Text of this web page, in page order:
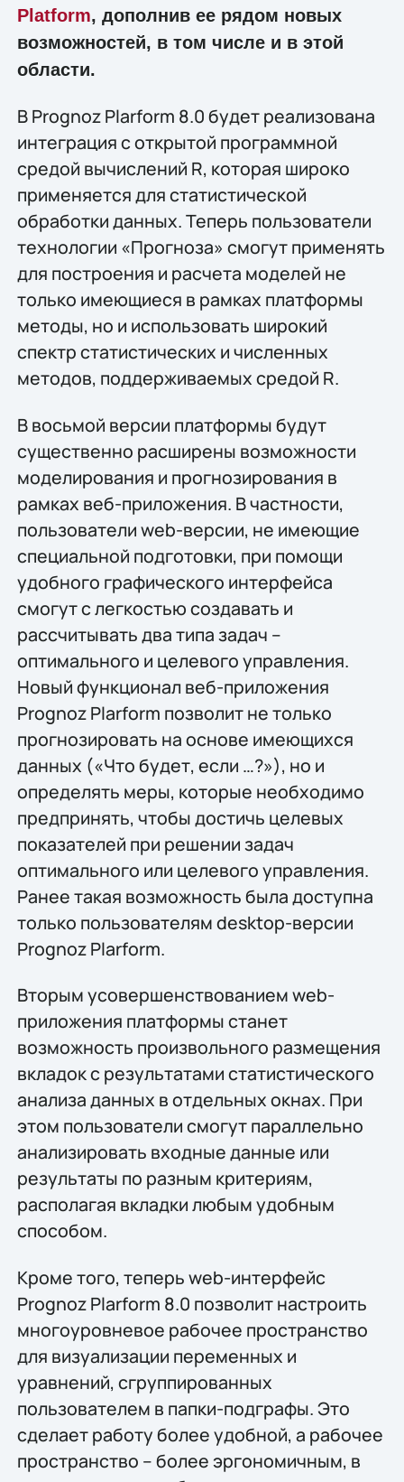
Platform, дополнив ее рядом новых
возможностей, в том числе и в этой
области.
В Prognoz Plarform 8.0 будет реализована
интеграция с открытой программной
средой вычислений R, которая широко
применяется для статистической
обработки данных. Теперь пользователи
технологии «Прогноза» смогут применять
для построения и расчета моделей не
только имеющиеся в рамках платформы
методы, но и использовать широкий
спектр статистических и численных
методов, поддерживаемых средой R.
В восьмой версии платформы будут
существенно расширены возможности
моделирования и прогнозирования в
рамках веб-приложения. В частности,
пользователи web-версии, не имеющие
специальной подготовки, при помощи
удобного графического интерфейса
смогут с легкостью создавать и
рассчитывать два типа задач –
оптимального и целевого управления.
Новый функционал веб-приложения
Prognoz Plarform позволит не только
прогнозировать на основе имеющихся
данных («Что будет, если …?»), но и
определять меры, которые необходимо
предпринять, чтобы достичь целевых
показателей при решении задач
оптимального или целевого управления.
Ранее такая возможность была доступна
только пользователям desktop-версии
Prognoz Plarform.
Вторым усовершенствованием web-
приложения платформы станет
возможность произвольного размещения
вкладок с результатами статистического
анализа данных в отдельных окнах. При
этом пользователи смогут параллельно
анализировать входные данные или
результаты по разным критериям,
располагая вкладки любым удобным
способом.
Кроме того, теперь web-интерфейс
Prognoz Plarform 8.0 позволит настроить
многоуровневое рабочее пространство
для визуализации переменных и
уравнений, сгруппированных
пользователем в папки-подграфы. Это
сделает работу более удобной, а рабочее
пространство – более эргономичным, в